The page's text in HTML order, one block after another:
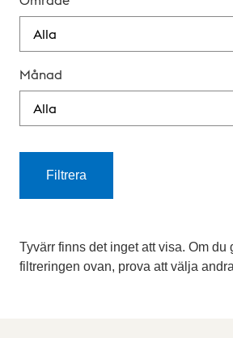
Månad
Filtrera
a
l
Tyvärr finns det inget att visa. Om du
filtreringen ovan, prova att välja